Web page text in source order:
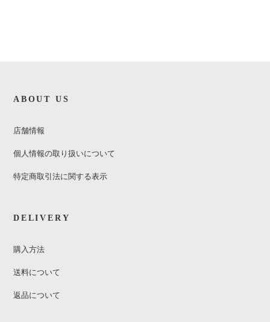
ABOUT US
店舗情報
個人情報の取り扱いについて
特定商取引法に関する表示
DELIVERY
購入方法
送料について
返品について